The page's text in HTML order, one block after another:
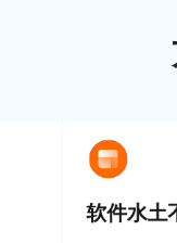
软件水土